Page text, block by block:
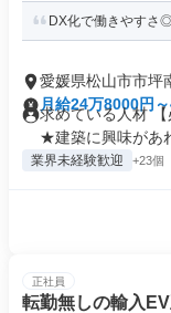
DX化で働きやすさ
愛媛県松山市市坪
月給24万8000円
求めている人材
★建築に興味があ
業界未経験歓迎 +23個
正社員
転勤無しの輸入